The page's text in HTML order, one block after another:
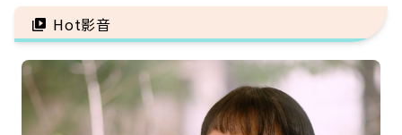
Hot影音